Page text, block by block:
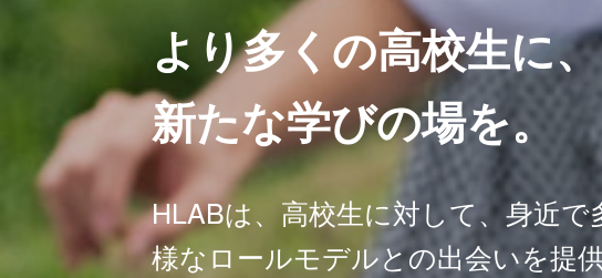
より多くの高校生に、
新たな学びの場を。
HLABは、高校生に対して、身近で
様なロールモデルとの出会いを提